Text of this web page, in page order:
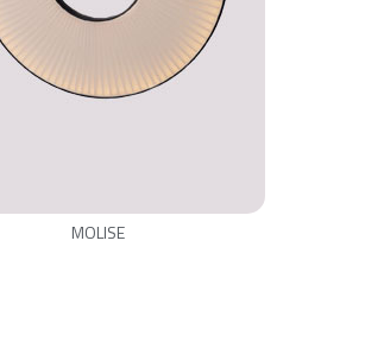
MOLISE